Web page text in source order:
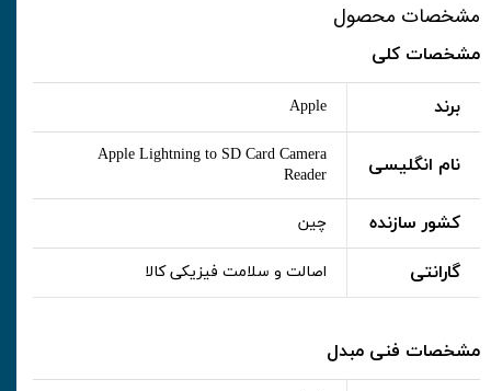
مشخصات محصول
مشخصات کلی
برند Apple
نام انگلیسی
Apple Lightning to SD Card Camera
Reader
کشور سازنده چین
گارانتی اصالت و سلامت فیزیکی کالا
مشخصات فنی مبدل